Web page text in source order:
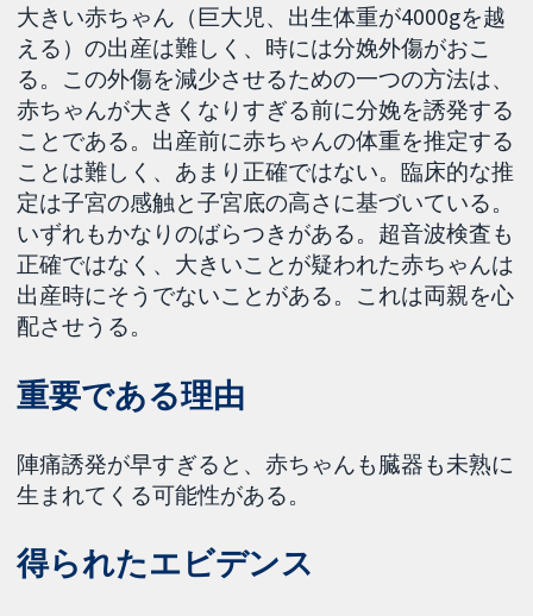
大きい赤ちゃん（巨大児、出生体重が4000gを越
える）の出産は難しく、時には分娩外傷がおこ
る。この外傷を減少させるための一つの方法は、
赤ちゃんが大きくなりすぎる前に分娩を誘発する
ことである。出産前に赤ちゃんの体重を推定する
ことは難しく、あまり正確ではない。臨床的な推
定は子宮の感触と子宮底の高さに基づいている。
いずれもかなりのばらつきがある。超音波検査も
正確ではなく、大きいことが疑われた赤ちゃんは
出産時にそうでないことがある。これは両親を心
配させうる。
重要である理由
陣痛誘発が早すぎると、赤ちゃんも臓器も未熟に
生まれてくる可能性がある。
得られたエビデンス